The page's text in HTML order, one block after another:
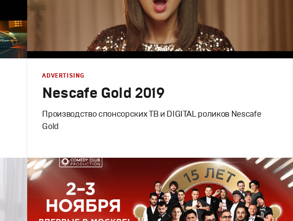
Nescafe Gold 2019
Производство спонсорских ТВ и DIGITAL роликов Nescafe
Gold
Advertising
Продакшн
ADVERTISING